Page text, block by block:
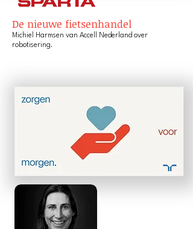
De nieuwe fietsenhandel
Michiel Harmsen van Accell Nederland over
robotisering.